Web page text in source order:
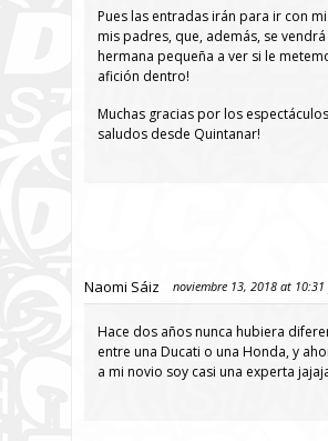
Pues las entradas irán para ir con
mis padres, que, además, se vendrá
hermana pequeña a ver si le
afición dentro!
Muchas gracias por los
saludos desde Quintanar!
Naomi Sáiz noviembre 13, 2018 at 10:31
Hace dos años nunca hubiera
entre una Ducati o una Honda, y
a mi novio soy casi una experta